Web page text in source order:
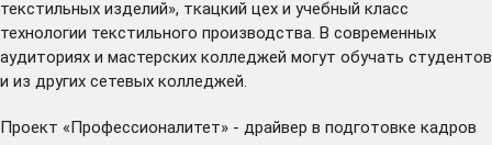
текстильных изделий», ткацкий цех и учебный класс
технологии текстильного производства. В современных
аудиториях и мастерских колледжей могут обучать студентов
и из других сетевых колледжей.
Проект «Профессионалитет» - драйвер в подготовке кадров